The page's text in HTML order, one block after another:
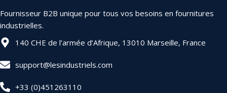
Fournisseur B2B unique pour tous vos besoins en fournitures
industrielles.
140 CHE de l’armée d’Afrique, 13010 Marseille, France
support@lesindustriels.com
+33 (0)451263110